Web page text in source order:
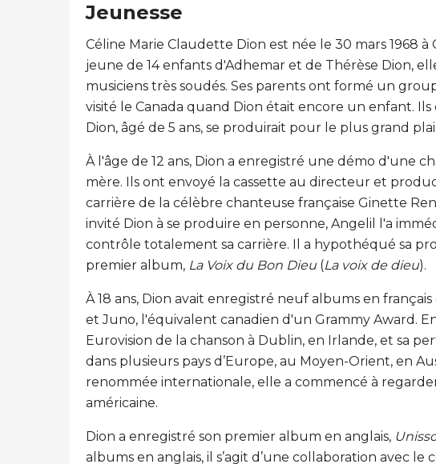
Jeunesse
Céline Marie Claudette Dion est née le 30 mars 1968
jeune de 14 enfants d'Adhemar et de Thérèse Dion,
musiciens très soudés. Ses parents ont formé un
visité le Canada quand Dion était encore un enfant.
Dion, âgé de 5 ans, se produirait pour le plus grand
À l'âge de 12 ans, Dion a enregistré une démo d'une
mère. Ils ont envoyé la cassette au directeur et
carrière de la célèbre chanteuse française Ginette
invité Dion à se produire en personne, Angelil l'a
contrôle totalement sa carrière. Il a hypothéqué sa
premier album, La Voix du Bon Dieu (La voix de dieu).
À 18 ans, Dion avait enregistré neuf albums en
et Juno, l'équivalent canadien d'un Grammy Award.
Eurovision de la chanson à Dublin, en Irlande, et sa
dans plusieurs pays d’Europe, au Moyen-Orient, en
renommée internationale, elle a commencé à
américaine.
Dion a enregistré son premier album en anglais,
albums en anglais, il s’agit d’une collaboration avec